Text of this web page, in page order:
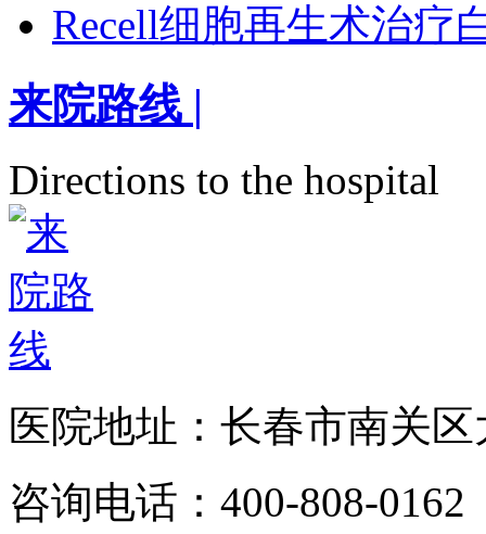
Recell细胞再生术治疗
来院路线 |
Directions to the hospital
医院地址：长春市南关
咨询电话：400-808-0162